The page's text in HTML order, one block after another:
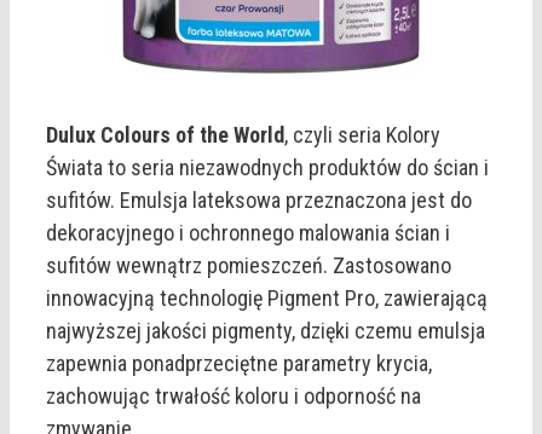
Dulux Colours of the World, czyli seria Kolory
Świata to seria niezawodnych produktów do ścian i
sufitów. Emulsja lateksowa przeznaczona jest do
dekoracyjnego i ochronnego malowania ścian i
sufitów wewnątrz pomieszczeń. Zastosowano
innowacyjną technologię Pigment Pro, zawierającą
najwyższej jakości pigmenty, dzięki czemu emulsja
zapewnia ponadprzeciętne parametry krycia,
zachowując trwałość koloru i odporność na